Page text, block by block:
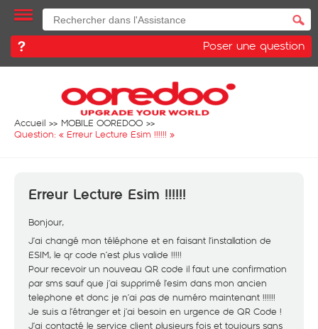
Poser une question
Accueil
MOBILE OOREDOO
Question: « Erreur Lecture Esim !!!!!! »
Erreur Lecture Esim !!!!!!
Bonjour,
J’ai changé mon téléphone et en faisant l’installation de
ESIM, le qr code n’est plus valide !!!!!
Pour recevoir un nouveau QR code il faut une confirmation
par sms sauf que j’ai supprimé l’esim dans mon ancien
telephone et donc je n’ai pas de numéro maintenant !!!!!!
Je suis a l’étranger et j’ai besoin en urgence de QR Code !
J’ai contacté le service client plusieurs fois et toujours sans